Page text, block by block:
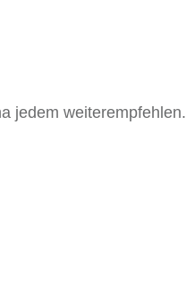
jedem weiterempfehlen.